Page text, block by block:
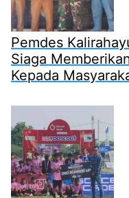
Pemdes
Siaga
Kepada